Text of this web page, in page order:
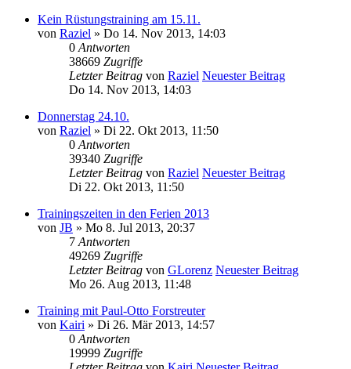
Kein Rüstungstraining am 15.11.
von Raziel » Do 14. Nov 2013, 14:03
0 Antworten
38669 Zugriffe
Letzter Beitrag von Raziel Neuester Beitrag
Do 14. Nov 2013, 14:03
Donnerstag 24.10.
von Raziel » Di 22. Okt 2013, 11:50
0 Antworten
39340 Zugriffe
Letzter Beitrag von Raziel Neuester Beitrag
Di 22. Okt 2013, 11:50
Trainingszeiten in den Ferien 2013
von JB » Mo 8. Jul 2013, 20:37
7 Antworten
49269 Zugriffe
Letzter Beitrag von GLorenz Neuester Beitrag
Mo 26. Aug 2013, 11:48
Training mit Paul-Otto Forstreuter
von Kairi » Di 26. Mär 2013, 14:57
0 Antworten
19999 Zugriffe